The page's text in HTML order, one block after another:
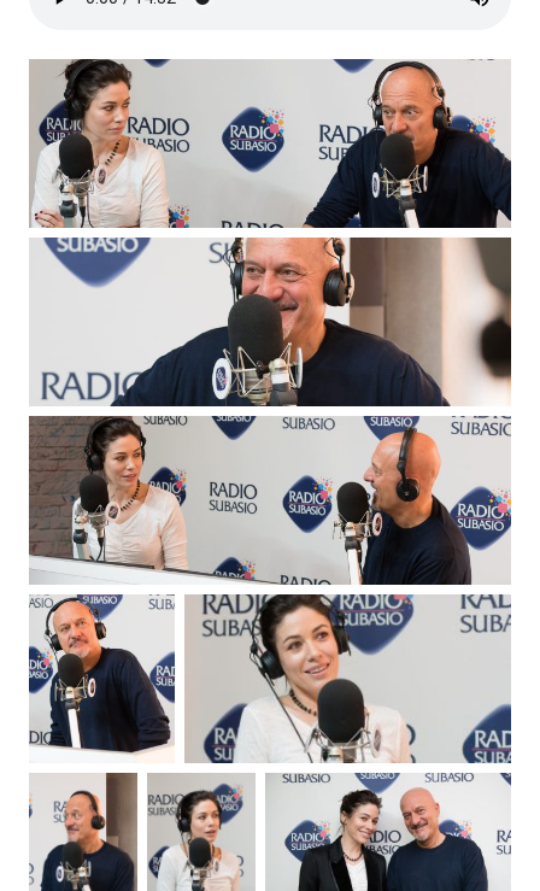
Subasio Collection
Subasio Per Un’Ora D’Amore
Video
Foto
Speciali
Oroscopo
Radio Subasio Music Club
Sanremo 2026
News
Musica
Cultura
Attualità
Costume
Extra
Eventi